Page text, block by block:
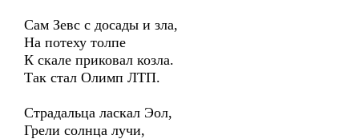
Сам Зевс с досады и зла,
На потеху толпе
К скале приковал козла.
Так стал Олимп ЛТП.
Страдальца ласкал Эол,
Грели солнца лучи,